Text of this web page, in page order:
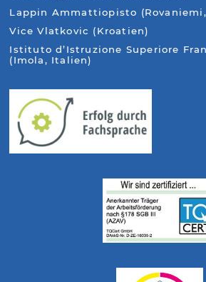
Lappin Ammattiopisto
Vice Vlatkovic (Kroatien)
Istituto d’Istruzione Superiore
(Imola, Italien)